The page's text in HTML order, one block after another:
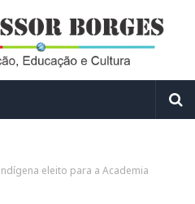
eleito para a Academia